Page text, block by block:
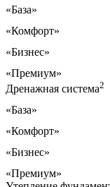
«База»
«Комфорт»
«Бизнес»
«Премиум»
Дренажная система2
«База»
«Комфорт»
«Бизнес»
«Премиум»